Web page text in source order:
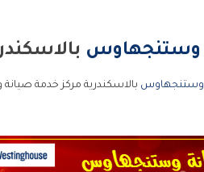
وستنجهاوس
وستنجهاوس بالاسكندرية مركز خدمة